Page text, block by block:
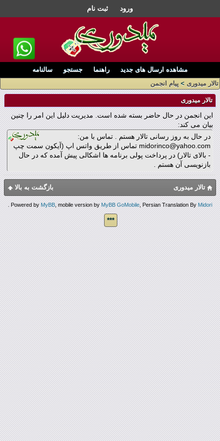
ورود ثبت نام
مشاهده ارسال های جدید راهنما جستجو
سالنامه
تالار میدوری > پیام انجمن
تالار میدوری
این انجمن در حال حاضر بسته شده است. مدیریت دلیل این امر را چنین
بیان می کند:
در حال به روز رسانی تالار هستم . تماس با من:
midorinco@yahoo.com تماس از طریق واتس اپ (آیکون سمت چپ
- بالای تالار) در پرداخت پولی برنامه ها اشکالی پیش آمده که در حال
بازنویسی آن هستم .
بازگشت به بالا تالار میدوری
Powered byMyBB, mobile version byMyBB GoMobile, Persian Translation ByMidori
.
***